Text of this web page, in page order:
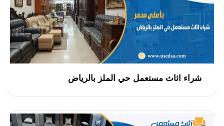
شراء اثاث مستعمل حي الملز بالرياض